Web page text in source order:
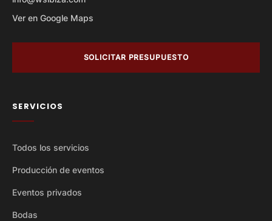
Ver en Google Maps
SOLICITAR PRESUPUESTO
SERVICIOS
Todos los servicios
Producción de eventos
Eventos privados
Bodas